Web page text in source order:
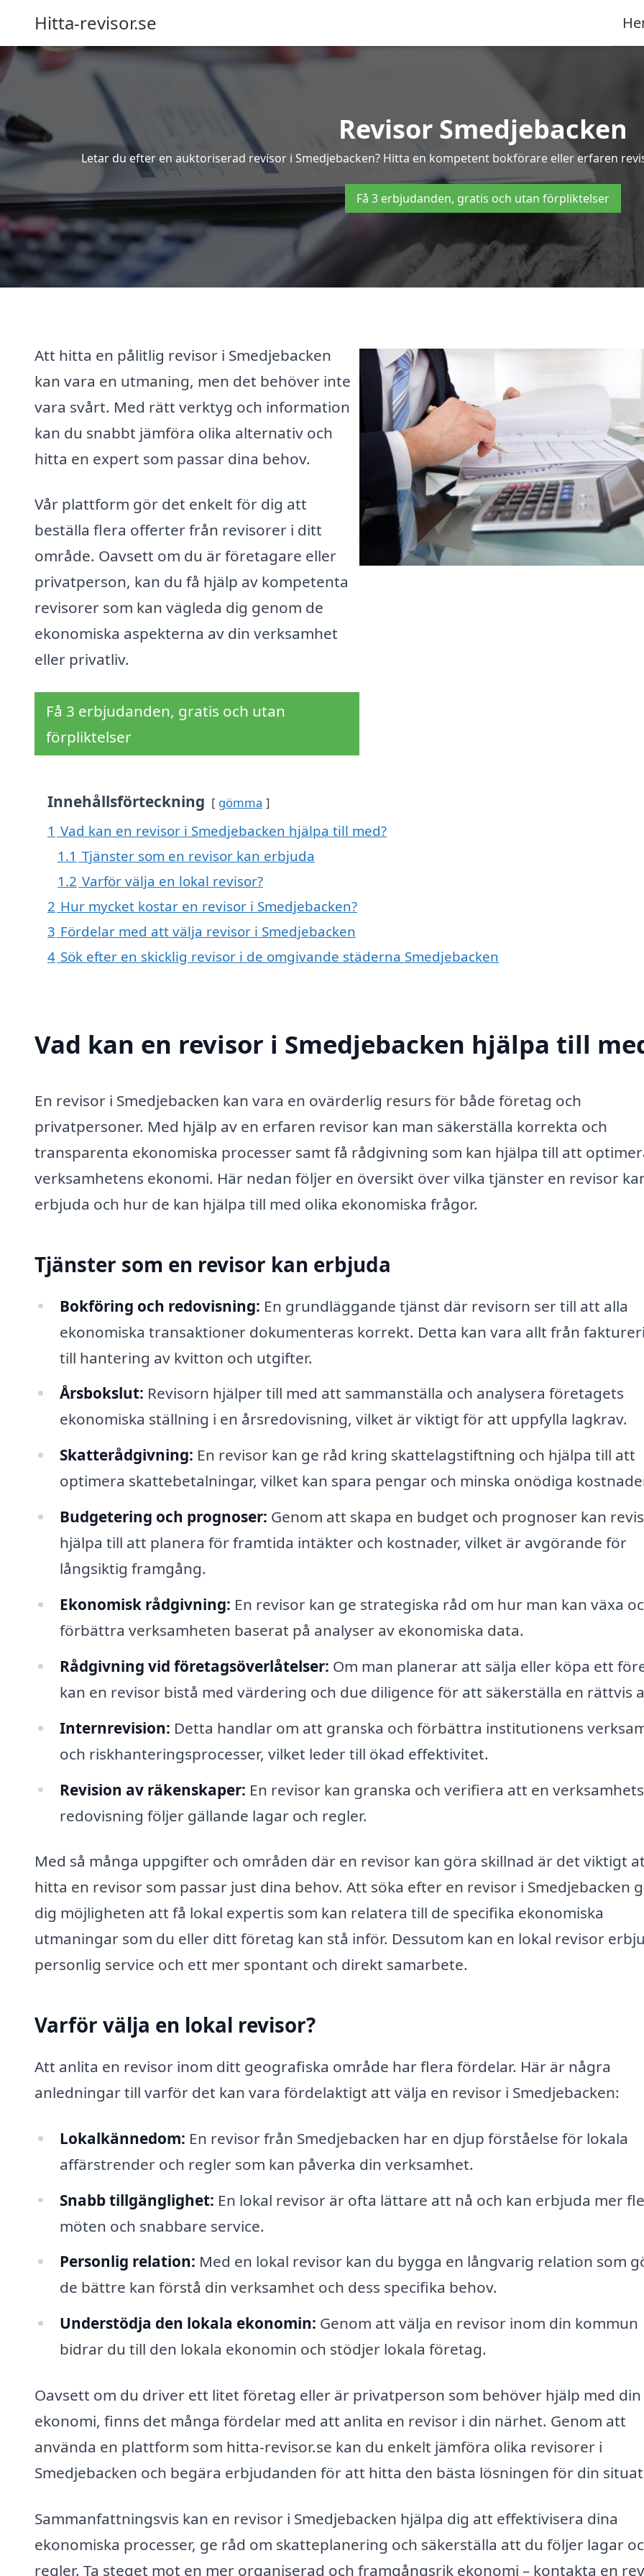
Hitta-revisor.se
Revisor Smedjebacken
Letar du efter en auktoriserad revisor i Smedjebacken? Hitta en kompetent bokförare eller erfaren
Få 3 erbjudanden, gratis och utan förpliktelser
Att hitta en pålitlig revisor i Smedjebacken
kan vara en utmaning, men det behöver inte
vara svårt. Med rätt verktyg och information
kan du snabbt jämföra olika alternativ och
hitta en expert som passar dina behov.
Vår plattform gör det enkelt för dig att
beställa flera offerter från revisorer i ditt
område. Oavsett om du är företagare eller
privatperson, kan du få hjälp av kompetenta
revisorer som kan vägleda dig genom de
ekonomiska aspekterna av din verksamhet
eller privatliv.
Få 3 erbjudanden, gratis och utan
förpliktelser
Innehållsförteckning gömma
1 Vad kan en revisor i Smedjebacken hjälpa till med?
1.1 Tjänster som en revisor kan erbjuda
1.2 Varför välja en lokal revisor?
2 Hur mycket kostar en revisor i Smedjebacken?
3 Fördelar med att välja revisor i Smedjebacken
4 Sök efter en skicklig revisor i de omgivande städerna Smedjebacken
Vad kan en revisor i Smedjebacken hjälpa till
En revisor i Smedjebacken kan vara en ovärderlig resurs för både företag och
privatpersoner. Med hjälp av en erfaren revisor kan man säkerställa korrekta och
transparenta ekonomiska processer samt få rådgivning som kan hjälpa till att
verksamhetens ekonomi. Här nedan följer en översikt över vilka tjänster en revisor
erbjuda och hur de kan hjälpa till med olika ekonomiska frågor.
Tjänster som en revisor kan erbjuda
Bokföring och redovisning: En grundläggande tjänst där revisorn ser till att alla
ekonomiska transaktioner dokumenteras korrekt. Detta kan vara allt från
till hantering av kvitton och utgifter.
Årsbokslut: Revisorn hjälper till med att sammanställa och analysera företagets
ekonomiska ställning i en årsredovisning, vilket är viktigt för att uppfylla lagkrav.
Skatterådgivning: En revisor kan ge råd kring skattelagstiftning och hjälpa till att
optimera skattebetalningar, vilket kan spara pengar och minska onödiga
Budgetering och prognoser: Genom att skapa en budget och prognoser kan
hjälpa till att planera för framtida intäkter och kostnader, vilket är avgörande för
långsiktig framgång.
Ekonomisk rådgivning: En revisor kan ge strategiska råd om hur man kan växa
förbättra verksamheten baserat på analyser av ekonomiska data.
Rådgivning vid företagsöverlåtelser: Om man planerar att sälja eller köpa ett
kan en revisor bistå med värdering och due diligence för att säkerställa en rättvis
Internrevision: Detta handlar om att granska och förbättra institutionens
och riskhanteringsprocesser, vilket leder till ökad effektivitet.
Revision av räkenskaper: En revisor kan granska och verifiera att en verksamhets
redovisning följer gällande lagar och regler.
Med så många uppgifter och områden där en revisor kan göra skillnad är det viktigt
hitta en revisor som passar just dina behov. Att söka efter en revisor i Smedjebacken
dig möjligheten att få lokal expertis som kan relatera till de specifika ekonomiska
utmaningar som du eller ditt företag kan stå inför. Dessutom kan en lokal revisor
personlig service och ett mer spontant och direkt samarbete.
Varför välja en lokal revisor?
Att anlita en revisor inom ditt geografiska område har flera fördelar. Här är några
anledningar till varför det kan vara fördelaktigt att välja en revisor i Smedjebacken:
Lokalkännedom: En revisor från Smedjebacken har en djup förståelse för lokala
affärstrender och regler som kan påverka din verksamhet.
Snabb tillgänglighet: En lokal revisor är ofta lättare att nå och kan erbjuda mer
möten och snabbare service.
Personlig relation: Med en lokal revisor kan du bygga en långvarig relation som
de bättre kan förstå din verksamhet och dess specifika behov.
Understödja den lokala ekonomin: Genom att välja en revisor inom din kommun
bidrar du till den lokala ekonomin och stödjer lokala företag.
Oavsett om du driver ett litet företag eller är privatperson som behöver hjälp med din
ekonomi, finns det många fördelar med att anlita en revisor i din närhet. Genom att
använda en plattform som hitta-revisor.se kan du enkelt jämföra olika revisorer i
Smedjebacken och begära erbjudanden för att hitta den bästa lösningen för din
Sammanfattningsvis kan en revisor i Smedjebacken hjälpa dig att effektivisera dina
ekonomiska processer, ge råd om skatteplanering och säkerställa att du följer lagar
regler. Ta steget mot en mer organiserad och framgångsrik ekonomi – kontakta en